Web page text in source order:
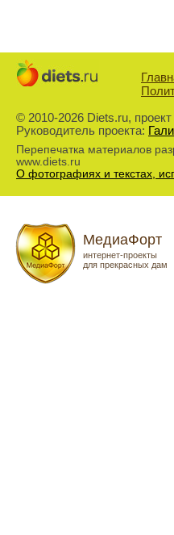
© 2010-2026 Diets.ru,
Руководитель проекта:
Перепечатка материалов
www.diets.ru
О фотографиях и текстах,
МедиаФорт
интернет-проекты
для прекрасных дам